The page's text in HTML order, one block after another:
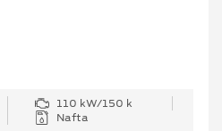
110 kW/150 k
Nafta